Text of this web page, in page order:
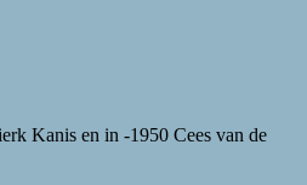
Kanis en in -1950 Cees van de